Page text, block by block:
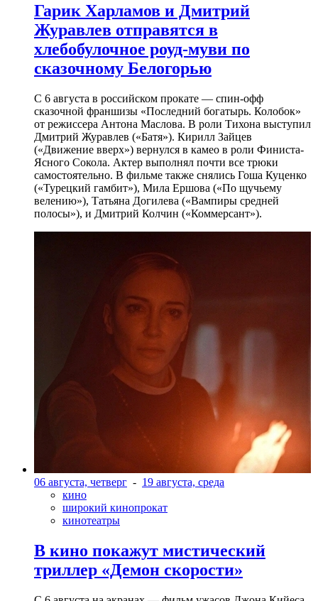
Гарик Харламов и Дмитрий
Журавлев отправятся в
хлебобулочное роуд-муви по
сказочному Белогорью
С 6 августа в российском прокате — спин-офф
сказочной франшизы «Последний богатырь. Колобок»
от режиссера Антона Маслова. В роли Тихона выступил
Дмитрий Журавлев («Батя»). Кирилл Зайцев
(«Движение вверх») вернулся в камео в роли Финиста-
Ясного Сокола. Актер выполнял почти все трюки
самостоятельно. В фильме также снялись Гоша Куценко
(«Турецкий гамбит»), Мила Ершова («По щучьему
велению»), Татьяна Догилева («Вампиры средней
полосы»), и Дмитрий Колчин («Коммерсант»).
06 августа, четверг - 19 августа, среда
кино
широкий кинопрокат
кинотеатры
В кино покажут мистический
триллер «Демон скорости»